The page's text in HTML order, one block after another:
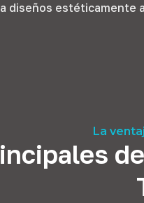
diseños
La